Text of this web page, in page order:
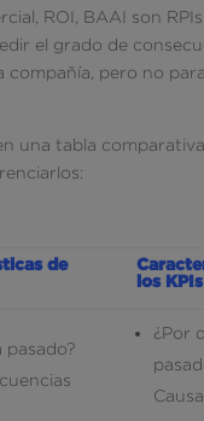
ROI, BAAI son
el grado de
compañía, pero no
una tabla
de
los KPIs
pasado?
¿Por